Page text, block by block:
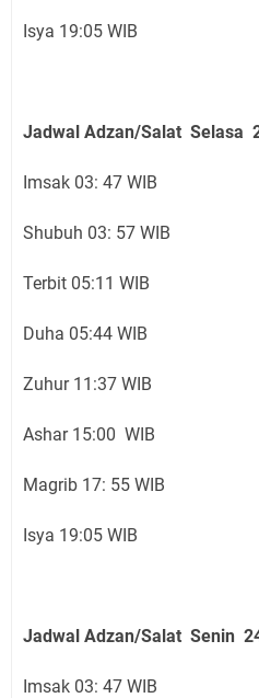
Isya 19:05 WIB
Jadwal Adzan/Salat Selasa
Imsak 03: 47 WIB
Shubuh 03: 57 WIB
Terbit 05:11 WIB
Duha 05:44 WIB
Zuhur 11:37 WIB
Ashar 15:00 WIB
Magrib 17: 55 WIB
Isya 19:05 WIB
Jadwal Adzan/Salat Senin
Imsak 03: 47 WIB